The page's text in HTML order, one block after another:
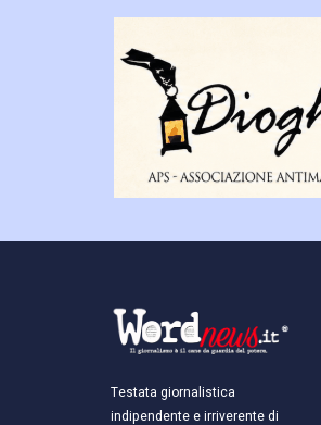
Testata giornalistica
indipendente e irriverente di